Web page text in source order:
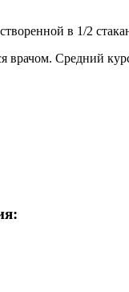
в 1/2
врачом. Средний